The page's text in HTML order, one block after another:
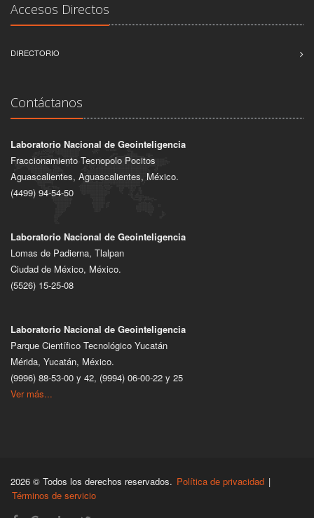
Accesos Directos
DIRECTORIO
Contáctanos
Laboratorio Nacional de Geointeligencia
Fraccionamiento Tecnopolo Pocitos
Aguascalientes, Aguascalientes, México.
(4499) 94-54-50
Laboratorio Nacional de Geointeligencia
Lomas de Padierna, Tlalpan
Ciudad de México, México.
(5526) 15-25-08
Laboratorio Nacional de Geointeligencia
Parque Científico Tecnológico Yucatán
Mérida, Yucatán, México.
(9996) 88-53-00 y 42, (9994) 06-00-22 y 25
Ver más...
2026 © Todos los derechos reservados. Política de privacidad |
Términos de servicio